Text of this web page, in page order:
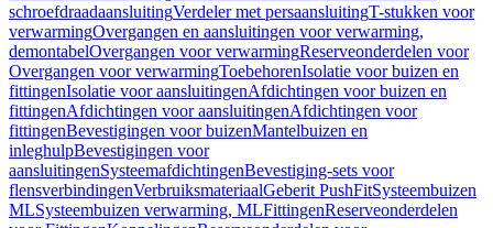
schroefdraadaansluitingVerdeler met persaansluitingT-stukken voor
verwarmingOvergangen en aansluitingen voor verwarming,
demontabelOvergangen voor verwarmingReserveonderdelen voor
Overgangen voor verwarmingToebehorenIsolatie voor buizen en
fittingenIsolatie voor aansluitingenAfdichtingen voor buizen en
fittingenAfdichtingen voor aansluitingenAfdichtingen voor
fittingenBevestigingen voor buizenMantelbuizen en
inleghulpBevestigingen voor
aansluitingenSysteemafdichtingenBevestiging-sets voor
flensverbindingenVerbruiksmateriaalGeberit PushFitSysteembuizen
MLSysteembuizen verwarming, MLFittingenReserveonderdelen